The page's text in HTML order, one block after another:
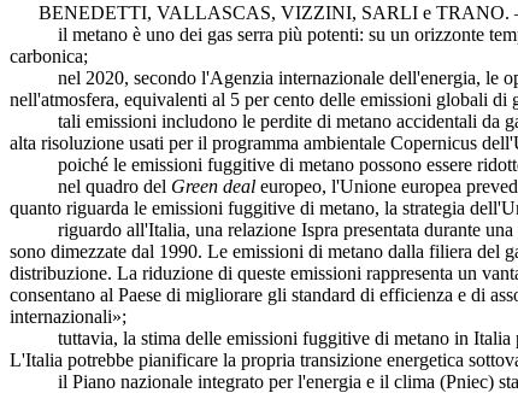
BENEDETTI, VALLASCAS, VIZZINI, SARLI e TRANO.
il metano è uno dei gas serra più potenti: su un orizzonte
carbonica;
nel 2020, secondo l'Agenzia internazionale dell'energia, le
nell'atmosfera, equivalenti al 5 per cento delle emissioni globali di
tali emissioni includono le perdite di metano accidentali da
alta risoluzione usati per il programma ambientale Copernicus
poiché le emissioni fuggitive di metano possono essere ridotte
nel quadro del Green deal europeo, l'Unione europea
quanto riguarda le emissioni fuggitive di metano, la strategia
riguardo all'Italia, una relazione Ispra presentata durante una
sono dimezzate dal 1990. Le emissioni di metano dalla filiera del
distribuzione. La riduzione di queste emissioni rappresenta un
consentano al Paese di migliorare gli standard di efficienza e di
internazionali»;
tuttavia, la stima delle emissioni fuggitive di metano in Italia
L'Italia potrebbe pianificare la propria transizione energetica
il Piano nazionale integrato per l'energia e il clima (Pniec)